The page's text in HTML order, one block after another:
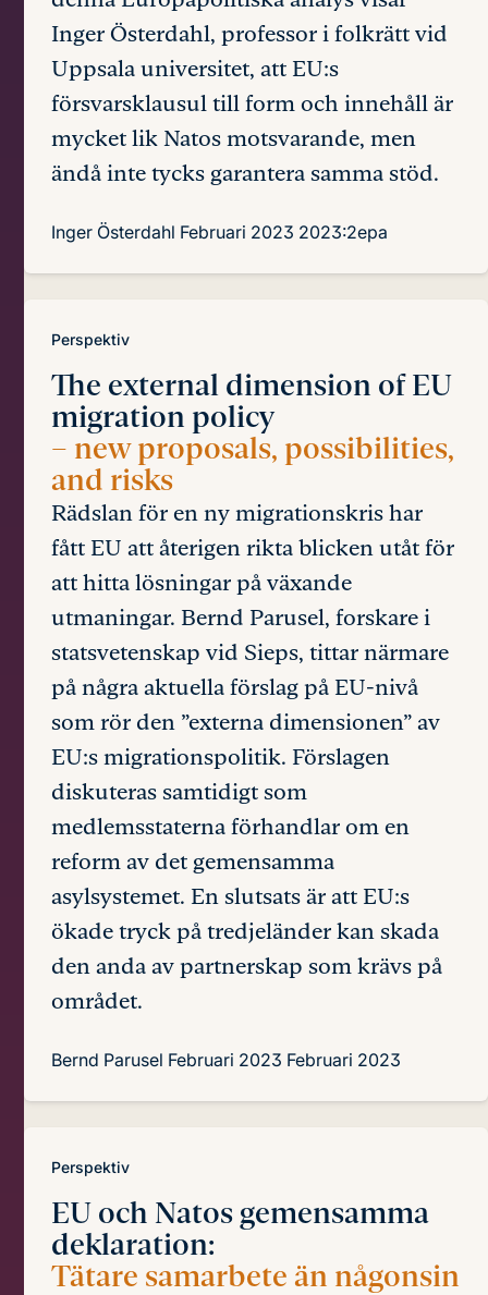
Inger Österdahl, professor i folkrätt vid
Uppsala universitet, att EU:s
försvarsklausul till form och innehåll är
mycket lik Natos motsvarande, men
ändå inte tycks garantera samma stöd.
Inger Österdahl Februari 2023 2023:2epa
Perspektiv
The external dimension of EU
migration policy
– new proposals, possibilities,
and risks
Rädslan för en ny migrationskris har
fått EU att återigen rikta blicken utåt för
att hitta lösningar på växande
utmaningar. Bernd Parusel, forskare i
statsvetenskap vid Sieps, tittar närmare
på några aktuella förslag på EU-nivå
som rör den ”externa dimensionen” av
EU:s migrationspolitik. Förslagen
diskuteras samtidigt som
medlemsstaterna förhandlar om en
reform av det gemensamma
asylsystemet. En slutsats är att EU:s
ökade tryck på tredjeländer kan skada
den anda av partnerskap som krävs på
området.
Bernd Parusel Februari 2023 Februari 2023
Perspektiv
EU och Natos gemensamma
deklaration:
Tätare samarbete än någonsin